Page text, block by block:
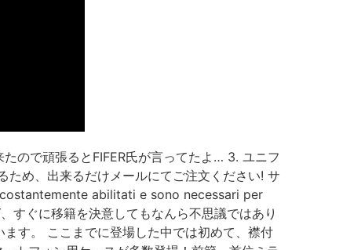
ので頑張るとFIFER氏が言ってたよ… 3. ユニフ
ため、出来るだけメールにてご注文ください! サ
costantemente abilitati e sono necessari per
ぐに移籍を決意してもなんら不思議ではあり
す。 ここまでに登場した中では初めて、襟付